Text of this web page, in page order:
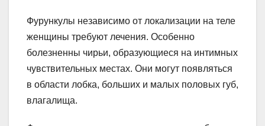
Фурункулы независимо от локализации на теле
женщины требуют лечения. Особенно
болезненны чирьи, образующиеся на интимных
чувствительных местах. Они могут появляться
в области лобка, больших и малых половых губ,
влагалища.